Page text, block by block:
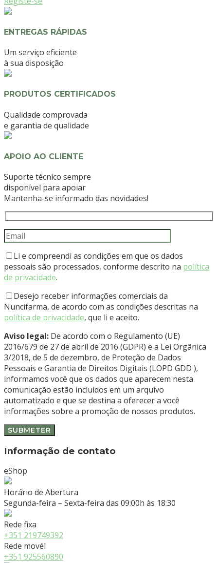
ENTREGAS RÁPIDAS
Um serviço eficiente
à sua disposição
PRODUTOS CERTIFICADOS
Qualidade comprovada
e garantia de qualidade
APOIO AO CLIENTE
Suporte técnico sempre
disponível para apoiar
Mantenha-se informado das novidades!
Li e compreendi as condições em que os dados
pessoais são processados, conforme descrito na política
de privacidade.
Desejo receber informações comerciais da
Nuncifarma, de acordo com as condições descritas na
política de privacidade, que li e aceito.
Aviso legal: De acordo com o Regulamento (UE)
2016/679 de 27 de abril de 2016 (GDPR) e a Lei Orgânica
3/2018, de 5 de dezembro, de Proteção de Dados
Pessoais e Garantia de Direitos Digitais (LOPD GDD ),
informamos você que os dados que aparecem nesta
comunicação estão incluídos em um arquivo
automatizado e que se destina a oferecer a você
informações sobre a promoção de nossos produtos.
Informação de contato
eShop
Horário de Abertura
Segunda-feira – Sexta-feira das 09:00h às 18:30
Rede fixa
+351 219749392
Rede movél
+351 925560890